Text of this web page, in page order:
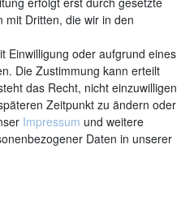
mit Dritten, die wir in den
Einwilligung oder aufgrund eines
Die Zustimmung kann erteilt
das Recht, nicht einzuwilligen
Zeitpunkt zu ändern oder
Impressum und weitere
Daten in unserer